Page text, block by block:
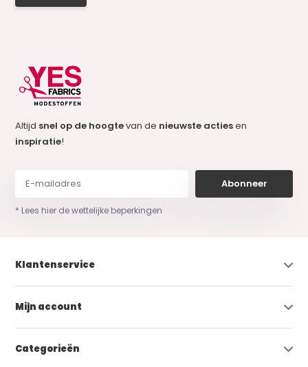
Altijd snel op de hoogtevan de nieuwste actiesen
inspiratie!
Abonneer
* Lees hier de wettelijke beperkingen
Klantenservice
Mijn account
Categorieën